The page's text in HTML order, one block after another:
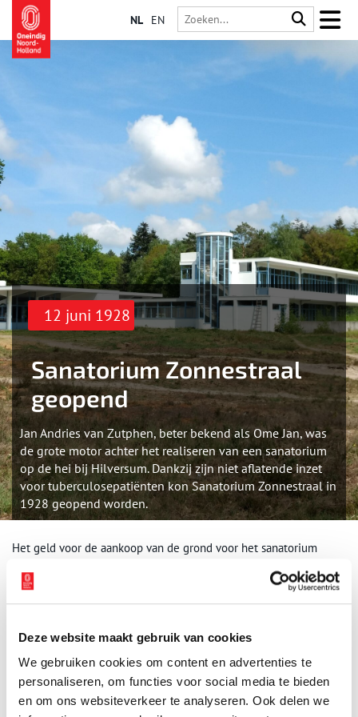
Deze website maakt gebruik van cookies
We gebruiken cookies om content en advertenties te
personaliseren, om functies voor social media te bieden
en om ons websiteverkeer te analyseren. Ook delen we
NL EN
12 juni 1928
Sanatorium Zonnestraal
geopend
Jan Andries van Zutphen, beter bekend als Ome Jan, was
de grote motor achter het realiseren van een sanatorium
op de hei bij Hilversum. Dankzij zijn niet aflatende inzet
voor tuberculosepatiënten kon Sanatorium Zonnestraal in
1928 geopend worden.
Het geld voor de aankoop van de grond voor het sanatorium
Genoemd naar de koperen steeltjes, waarop de
diamantbewerkers de ruwe diamanten vastzetten. Met de
120 ha grote landgoed bij Hilversum worden gekocht. Door
juni 1928. Het gebouw is ontworpen door Jan Duiker, samen met
B. Bijvoet en constructeur J.G. Wiebenga. Het complex is een
goed voorbeeld van het Nieuwe Bouwen. Karakteristiek zijn de